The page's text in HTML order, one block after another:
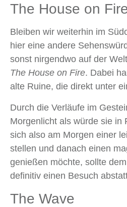
The House on
Bleiben wir weiterhin im
hier eine andere
sonst nirgendwo auf der
The House on Fire. Dabei
alte Ruine, die direkt unter
Durch die Verläufe im
Morgenlicht als würde sie in
sich also am Morgen einer
stellen und danach einen
genießen möchte, sollte dem
definitiv einen Besuch
The Wave